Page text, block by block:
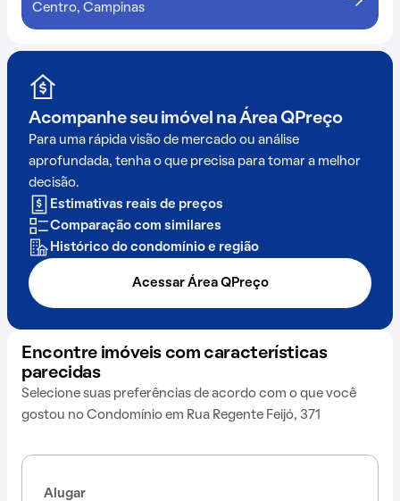
Centro, Campinas
Acompanhe seu imóvel na Área QPreço
Para uma rápida visão de mercado ou análise
aprofundada, tenha o que precisa para tomar a melhor
decisão.
Estimativas reais de preços
Comparação com similares
Histórico do condomínio e região
Acessar Área QPreço
Encontre imóveis com características
parecidas
Selecione suas preferências de acordo com o que você
gostou no Condomínio em Rua Regente Feijó, 371
Alugar